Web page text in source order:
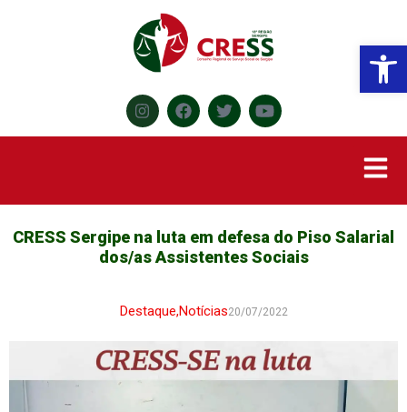
CRESS Sergipe na luta em defesa do Piso Salarial
dos/as Assistentes Sociais
Destaque,Notícias20/07/2022